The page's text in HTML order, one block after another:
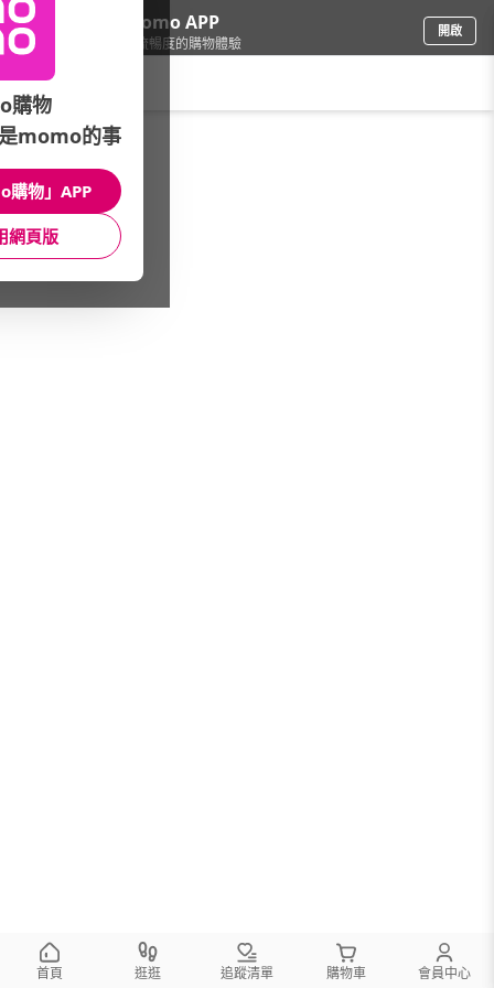
下載momo APP
給你3倍流暢度的購物體驗
開啟
鞋包箱/流行包/品牌總覽
館長推薦 月銷量
首頁 逛逛 追蹤清單 購物車 會員中心
購物
momo的事
購物」APP
網頁版